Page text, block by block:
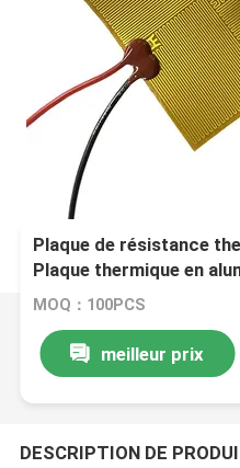
Plaque de résistance
Plaque thermique en
applications industrielles
MOQ：100PCS
meilleur prix
DESCRIPTION DE